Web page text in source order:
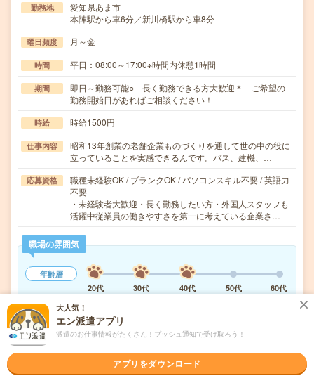
勤務地
愛知県あま市
本陣駅から車6分／新川橋駅から車8分
曜日頻度 月～金
時間 平日：08:00～17:00※時間内休憩1時間
期間
即日～勤務可能○ 長く勤務できる方大歓迎＊ ご希望の
勤務開始日があればご相談ください！
時給 時給1500円
仕事内容
昭和13年創業の老舗企業ものづくりを通して世の中の役に
立っていることを実感できるんです。バス、建機、…
応募資格
職種未経験OK / ブランクOK / パソコンスキル不要 / 英語力
不要
・未経験者大歓迎・長く勤務したい方・外国人スタッフも
活躍中従業員の働きやすさを第一に考えている企業さ…
職場の雰囲気
年齢層
20代
30代 40代 50代
60代
男女比率
女性
大人気！
エン派遣アプリ
派遣のお仕事情報がたくさん！プッシュ通知で受け取ろう！
アプリをダウンロード